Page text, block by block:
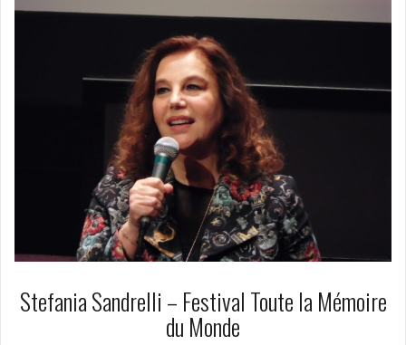
Stefania Sandrelli – Festival Toute la Mémoire
du Monde